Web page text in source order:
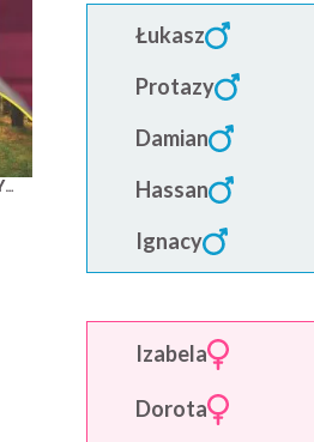
Łukasz
Protazy
Damian
Hassan
Ignacy
Izabela
Dorota